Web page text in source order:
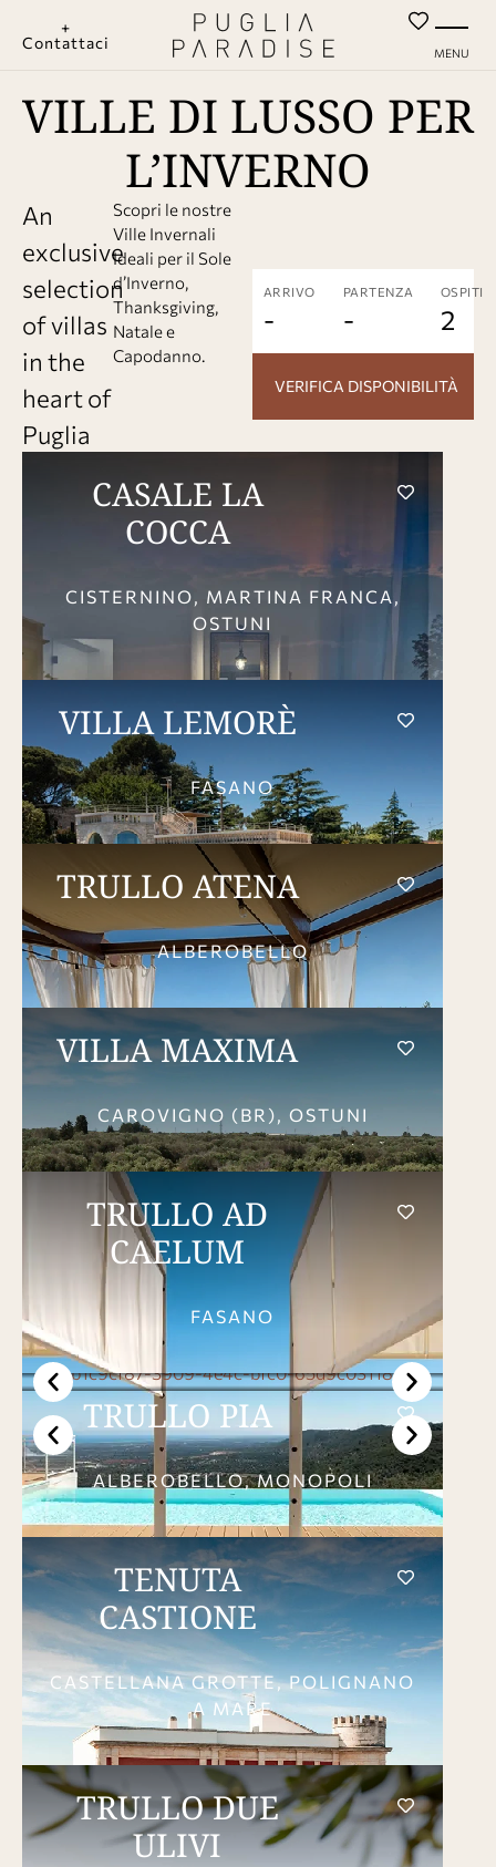
+
Contattaci
MENU
VILLE DI LUSSO PER
L’INVERNO
An
exclusive
selection
of villas
in the
heart of
Puglia
Scopri le nostre
Ville Invernali
Ideali per il Sole
d’Inverno,
Thanksgiving,
Natale e
Capodanno.
ARRIVO
-
PARTENZA
-
OSPITI
2
VERIFICA DISPONIBILITÀ
CASALE LA
COCCA
CISTERNINO, MARTINA FRANCA,
OSTUNI
VILLA LEMORÈ
FASANO
TRULLO ATENA
ALBEROBELLO
VILLA MAXIMA
CAROVIGNO (BR), OSTUNI
TRULLO AD
CAELUM
FASANO
TRULLO PIA
ALBEROBELLO, MONOPOLI
TENUTA
CASTIONE
CASTELLANA GROTTE, POLIGNANO
A MARE
TRULLO DUE
ULIVI